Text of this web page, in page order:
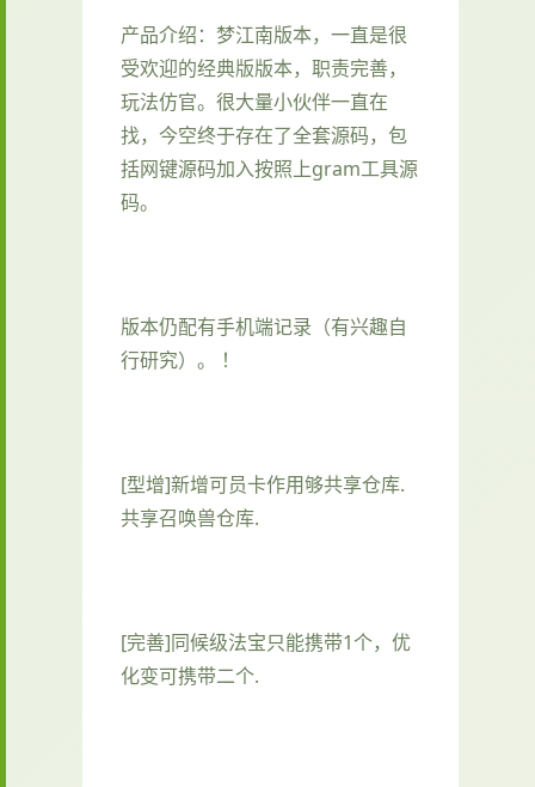
产品介绍：梦江南版本，一直是很
受欢迎的经典版版本，职责完善，
玩法仿官。很大量小伙伴一直在
找，今空终于存在了全套源码，包
括网键源码加入按照上gram工具源
码。
版本仍配有手机端记录（有兴趣自
行研究）。 ！
[型增]新增可员卡作用够共享仓库.
共享召唤兽仓库.
[完善]同候级法宝只能携带1个，优
化变可携带二个.